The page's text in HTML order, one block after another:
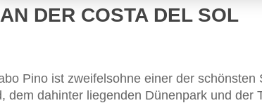
DER COSTA DEL SOL
Pino ist zweifelsohne einer der
dem dahinter liegenden Dünenpark und der